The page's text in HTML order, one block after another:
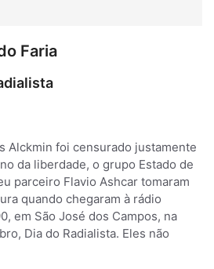
Faria
Alckmin foi censurado justamente
da liberdade, o grupo Estado de
parceiro Flavio Ashcar tomaram
quando chegaram à rádio
em São José dos Campos, na
Dia do Radialista. Eles não